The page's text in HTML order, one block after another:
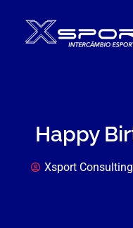
Happy
Xsport Consulting